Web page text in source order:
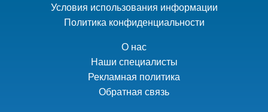
Условия использования информации
Политика конфиденциальности
О нас
Наши специалисты
Рекламная политика
Обратная связь